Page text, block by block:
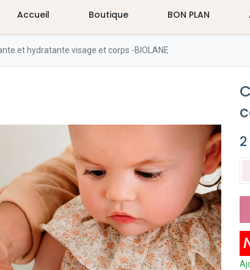
Accueil Boutique BON PLAN
et hydratante visage et corps -BIOLANE